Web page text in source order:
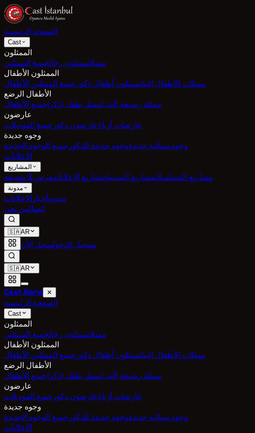
الصفحة الرئيسية
Cast
الممثلون
ممثلاتممثلون رجالجميع الممثلين
الممثلون الأطفال
ممثلات الأطفال البناتممثلون أطفال ذكور جميع الممثلين الأطفال
الأطفال الرضع
ممثلة رضيعة (أنثى)ممثل طفل (ذكر)جميع الأطفال
عارضون
عارضات أزياءعارضون ذكور جميع الموديلات
وجوه جديدة
وجوه نسائية جديدةوجوه جديدة للذكور جميع الوجوه الجديدة
الإعلانات
المشاريع
مشاريع المسلسلاتمشاريع السينمامشاريع الإعلاناتمعرض & مضيفة
مدونة
مدونةأخبار الإعلانات
اتصالمن نحن
🇸🇦AR
تسجيل الدخولسجل الآن
🇸🇦AR
Cast Ajans ✕
الصفحة الرئيسية
Cast
الممثلون
ممثلاتممثلون رجالجميع الممثلين
الممثلون الأطفال
ممثلات الأطفال البناتممثلون أطفال ذكور جميع الممثلين الأطفال
الأطفال الرضع
ممثلة رضيعة (أنثى)ممثل طفل (ذكر)جميع الأطفال
عارضون
عارضات أزياءعارضون ذكور جميع الموديلات
وجوه جديدة
وجوه نسائية جديدةوجوه جديدة للذكور جميع الوجوه الجديدة
الإعلانات